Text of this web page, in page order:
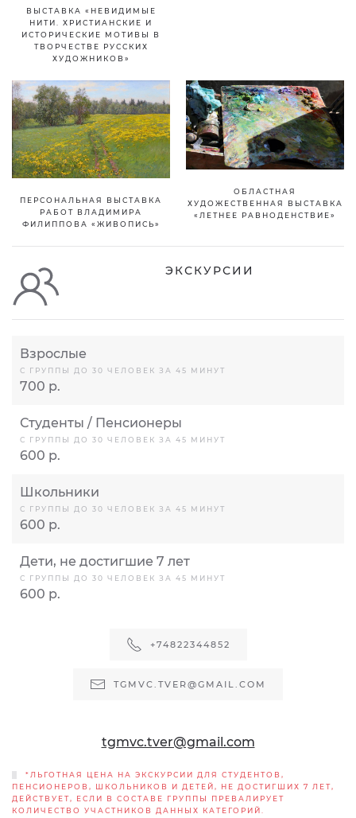
ВЫСТАВКА «НЕВИДИМЫЕ
НИТИ. ХРИСТИАНСКИЕ И
ИСТОРИЧЕСКИЕ МОТИВЫ В
ТВОРЧЕСТВЕ РУССКИХ
ХУДОЖНИКОВ»
ПЕРСОНАЛЬНАЯ ВЫСТАВКА
РАБОТ ВЛАДИМИРА
ФИЛИППОВА «ЖИВОПИСЬ»
ОБЛАСТНАЯ
ХУДОЖЕСТВЕННАЯ ВЫСТАВКА
«ЛЕТНЕЕ РАВНОДЕНСТВИЕ»
ЭКСКУРСИИ
Взрослые
С ГРУППЫ ДО 30 ЧЕЛОВЕК ЗА 45 МИНУТ
700 р.
Студенты / Пенсионеры
С ГРУППЫ ДО 30 ЧЕЛОВЕК ЗА 45 МИНУТ
600 р.
Школьники
С ГРУППЫ ДО 30 ЧЕЛОВЕК ЗА 45 МИНУТ
600 р.
Дети, не достигшие 7 лет
С ГРУППЫ ДО 30 ЧЕЛОВЕК ЗА 45 МИНУТ
600 р.
+74822344852
TGMVC.TVER@GMAIL.COM
tgmvc.tver@gmail.com
*ЛЬГОТНАЯ ЦЕНА НА ЭКСКУРСИИ ДЛЯ СТУДЕНТОВ,
ПЕНСИОНЕРОВ, ШКОЛЬНИКОВ И ДЕТЕЙ, НЕ ДОСТИГШИХ 7 ЛЕТ,
ДЕЙСТВУЕТ, ЕСЛИ В СОСТАВЕ ГРУППЫ ПРЕВАЛИРУЕТ
КОЛИЧЕСТВО УЧАСТНИКОВ ДАННЫХ КАТЕГОРИЙ.